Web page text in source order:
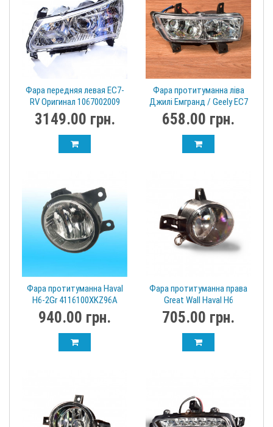
Фара передняя левая EC7-
RV Оригинал 1067002009
3149.00 грн.
Фара протитуманна ліва
Джилі Емгранд / Geely EC7
(седан) 1067001220
658.00 грн.
Фара протитуманна Haval
H6-2Gr 4116100XKZ96A
(Хавал)
940.00 грн.
Фара протитуманна права
Great Wall Haval H6
4116200XKZ36A Хавал АШ6
705.00 грн.